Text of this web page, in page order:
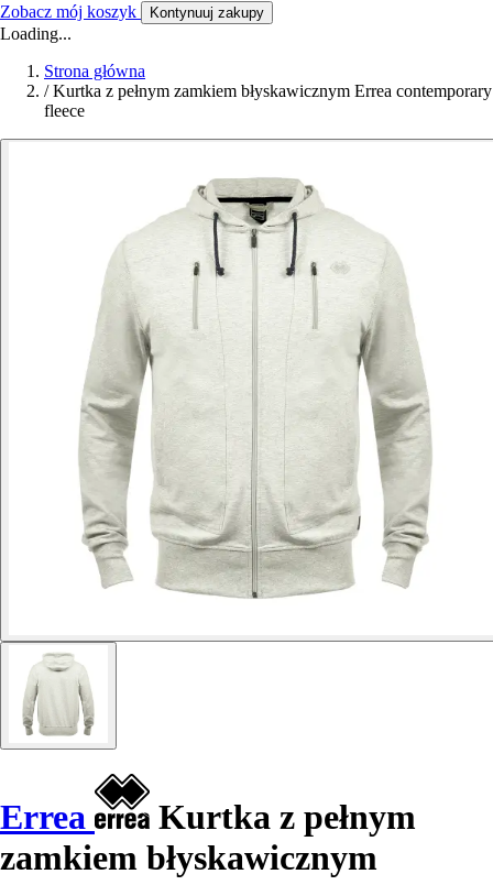
Zobacz mój koszyk Kontynuuj zakupy
Loading...
Strona główna
/ Kurtka z pełnym zamkiem błyskawicznym Errea contemporary
fleece
Errea
Kurtka z pełnym
zamkiem błyskawicznym